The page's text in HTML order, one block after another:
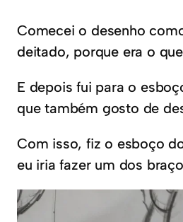
Comecei o desenho
deitado, porque era o
E depois fui para o
que também gosto de
Com isso, fiz o esboço
eu iria fazer um dos